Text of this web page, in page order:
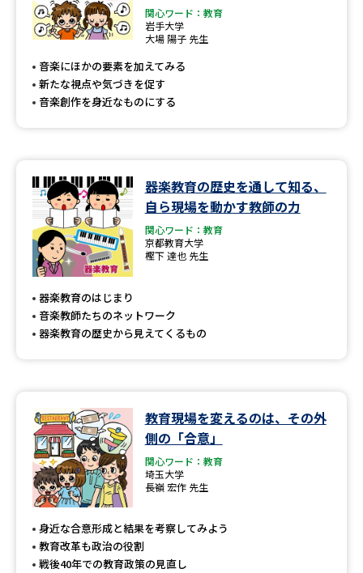
専門学校の資料請求
留学・進学関連、塾・予備校
大学入学共通テスト「受験上の
高等学校（情報）教員資格認定
大学研究
大学で学べる内容や特徴を調べる
データサイエンス特集 奨学金・特待生制度特集
デジタルパンフレット 進路の３択
新学年スタート号特集ページ
（高3生用）
（高2生用）
SELFBRAND特集ページ
関心ワード：教育
岩手大学
大場 陽子 先生
音楽にほかの要素を加えてみる
新たな視点や気づきを促す
音楽創作を身近なものにする
器楽教育の歴史を通して知る、
自ら現場を動かす教師の力
関心ワード：教育
京都教育大学
樫下 達也 先生
器楽教育のはじまり
音楽教師たちのネットワーク
器楽教育の歴史から見えてくるもの
教育現場を変えるのは、その外
側の「合意」
関心ワード：教育
埼玉大学
長嶺 宏作 先生
身近な合意形成と結果を考察してみよう
教育改革も政治の役割
戦後40年での教育政策の見直し